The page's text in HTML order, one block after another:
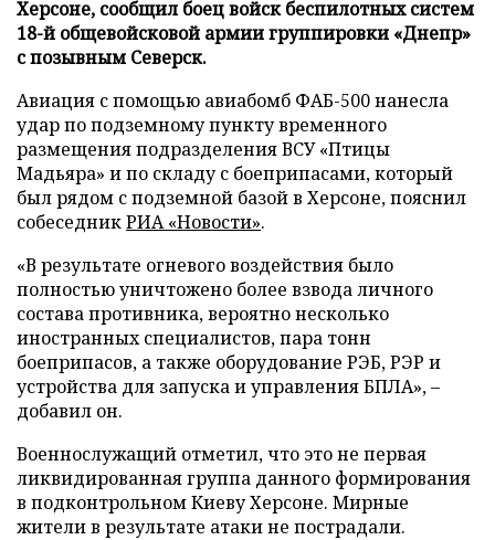
Херсоне, сообщил боец войск беспилотных систем
18-й общевойсковой армии группировки «Днепр»
с позывным Северск.
Авиация с помощью авиабомб ФАБ-500 нанесла
удар по подземному пункту временного
размещения подразделения ВСУ «Птицы
Мадьяра» и по складу с боеприпасами, который
был рядом с подземной базой в Херсоне, пояснил
собеседникРИА «Новости».
«В результате огневого воздействия было
полностью уничтожено более взвода личного
состава противника, вероятно несколько
иностранных специалистов, пара тонн
боеприпасов, а также оборудование РЭБ, РЭР и
устройства для запуска и управления БПЛА», –
добавил он.
Военнослужащий отметил, что это не первая
ликвидированная группа данного формирования
в подконтрольном Киеву Херсоне. Мирные
жители в результате атаки не пострадали.